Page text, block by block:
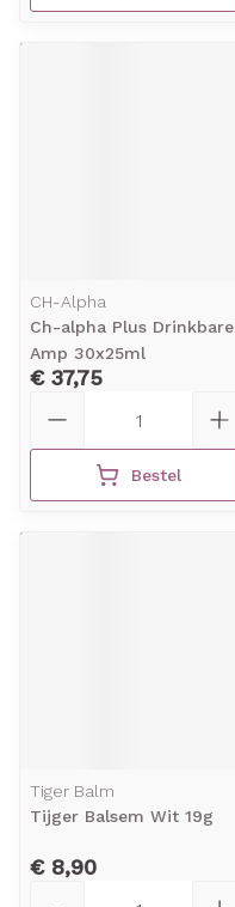
CH-Alpha
Ch-alpha Plus Drinkbare
Amp 30x25ml
€ 37,75
Bestel
Tiger Balm
Tijger Balsem Wit 19g
€ 8,90